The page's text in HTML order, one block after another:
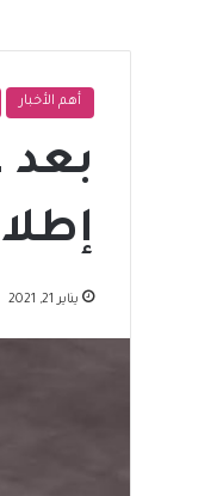
أهم الأخبار
يناير 21, 2021